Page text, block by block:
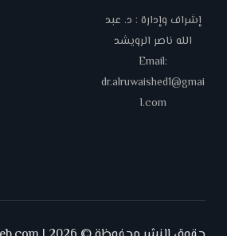
إشراف وإدارة : د. عبد
الله ناصر الرويشد
Email:
dr.alruwaished1@gmai
l.com